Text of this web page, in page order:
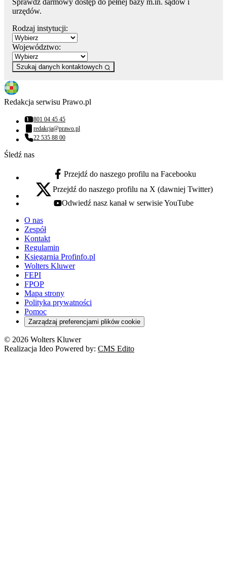
Sprawdź darmowy dostęp do pełnej bazy m.in. sądów i
urzędów.
Rodzaj instytucji:
Województwo:
Szukaj danych kontaktowych
Redakcja serwisu Prawo.pl
Numer telefonu:
801 04 45 45
Adres email:
redakcja@prawo.pl
Numer telefonu:
22 535 88 00
Śledź nas
facebook - otwiera się w nowej karcie
Przejdź do naszego profilu na Facebooku
x - otwiera się w nowej karcie
Przejdź do naszego profilu na X (dawniej Twitter)
youtube - otwiera się w nowej karcie
Odwiedź nasz kanał w serwisie YouTube
O nas
Zespół
Kontakt
Regulamin
Księgarnia Profinfo.pl
Wolters Kluwer
FEPI
FPOP
Mapa strony
Polityka prywatności
Pomoc
Zarządzaj preferencjami plików cookie
© 2026 Wolters Kluwer
Realizacja Ideo Powered by: CMS Edito